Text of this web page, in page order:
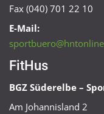
Fax (040) 701 22 10
E-Mail:
FitHus
BGZ Süderelbe –
Am Johannisland 2